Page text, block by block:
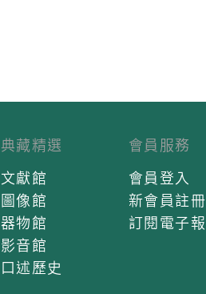
典藏精選
文獻館
圖像館
器物館
影音館
口述歷史
會員服務
會員登入
新會員註冊
訂閱電子報